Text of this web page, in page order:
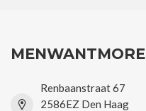
MENWANTMORE
Renbaanstraat 67
2586EZ Den Haag